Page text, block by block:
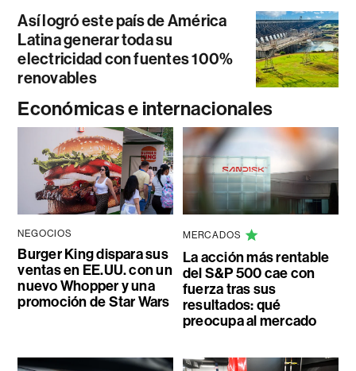
Así logró este país de América
Latina generar toda su
electricidad con fuentes 100%
renovables
Económicas e internacionales
NEGOCIOS
Burger King dispara sus
ventas en EE.UU. con un
nuevo Whopper y una
promoción de Star Wars
MERCADOS
La acción más rentable
del S&P 500 cae con
fuerza tras sus
resultados: qué
preocupa al mercado